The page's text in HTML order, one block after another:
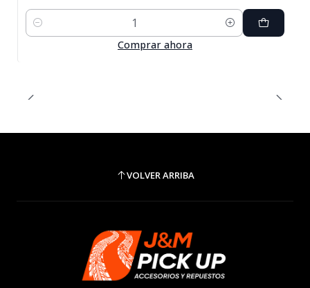
Cantidad
Comprar ahora
VOLVER ARRIBA